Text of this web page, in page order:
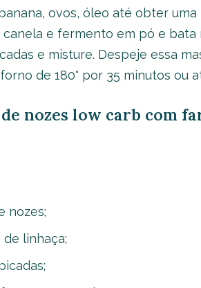
ovos, óleo até obter
canela e fermento em pó e
e misture. Despeje essa
de 180° por 35 minutos ou
nozes low carb com
nozes;
linhaça;